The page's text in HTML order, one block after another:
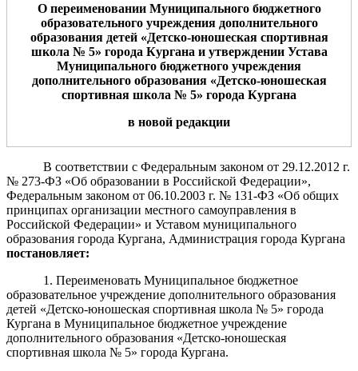
Опереименовании Муниципального бюджетного
образовательного учреждения дополнительного
образования детей «Детско-юношеская спортивная
школа № 5» города Кургана иутверждении Устава
Муниципального бюджетного учреждения
дополнительного образования «Детско-юношеская
спортивная школа № 5» города Кургана
в новой редакции
В соответствии с Федеральным законом от 29.12.2012 г.
№ 273-ФЗ «Об образовании в Российской Федерации»,
Федеральным законом от 06.10.2003 г. № 131-ФЗ «Об общих
принципах организации местного самоуправления в
Российской Федерации» и Уставом муниципального
образования города Кургана, Администрация города Кургана
постановляет:
1. Переименовать Муниципальное бюджетное
образовательное учреждение дополнительного образования
детей «Детско-юношеская спортивная школа № 5» города
Кургана в Муниципальное бюджетное учреждение
дополнительного образования «Детско-юношеская
спортивная школа № 5» города Кургана.